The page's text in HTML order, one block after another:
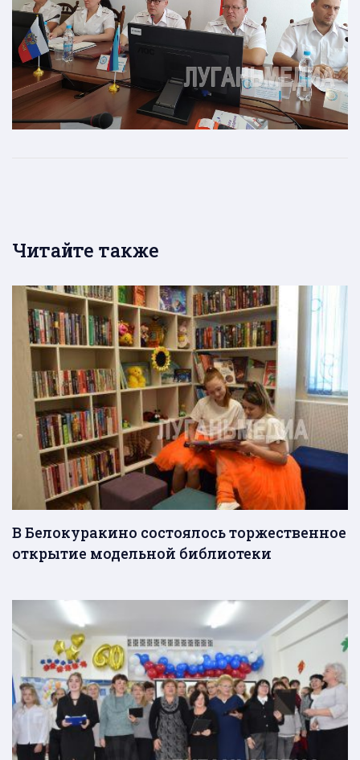
Читайте также
В Белокуракино состоялось торжественное
открытие модельной библиотеки